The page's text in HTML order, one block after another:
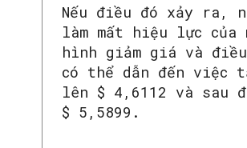
Nếu điều đó xảy ra,
làm mất hiệu lực của
hình giảm giá và
có thể dẫn đến việc
lên $ 4,6112 và sau
$ 5,5899.